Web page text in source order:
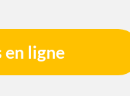
en ligne